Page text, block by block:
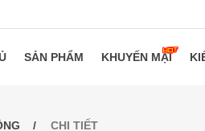
SẢN PHẨM KHUYẾN MẠI
CHI TIẾT